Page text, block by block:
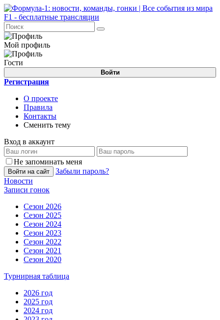
Мой профиль
Гости
Войти
Регистрация
О проекте
Правила
Контакты
Сменить тему
Вход в аккаунт
Не запоминать меня
Войти на сайт
Забыли пароль?
Новости
Записи гонок
Сезон 2026
Сезон 2025
Сезон 2024
Сезон 2023
Сезон 2022
Сезон 2021
Сезон 2020
Турнирная таблица
2026 год
2025 год
2024 год